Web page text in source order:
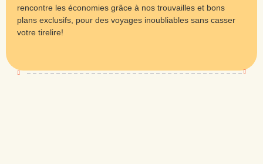
rencontre les économies grâce à nos trouvailles et bons
plans exclusifs, pour des voyages inoubliables sans casser
votre tirelire!